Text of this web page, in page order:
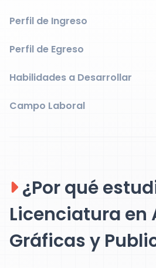
Perfil de Ingreso
Perfil de Egreso
Habilidades a Desarrollar
Campo Laboral
¿Por qué
Licenciatura en
Gráficas y